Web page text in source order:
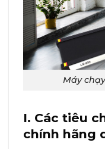
Máy
I. Các tiêu
chính hãng